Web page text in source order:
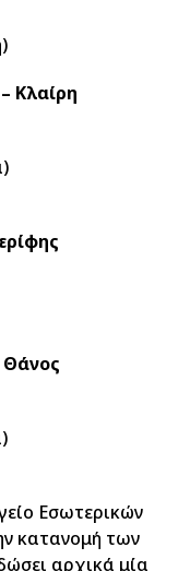
Κλαίρη
Θάνος
Εσωτερικών
κατανομή των
αρχικά μία